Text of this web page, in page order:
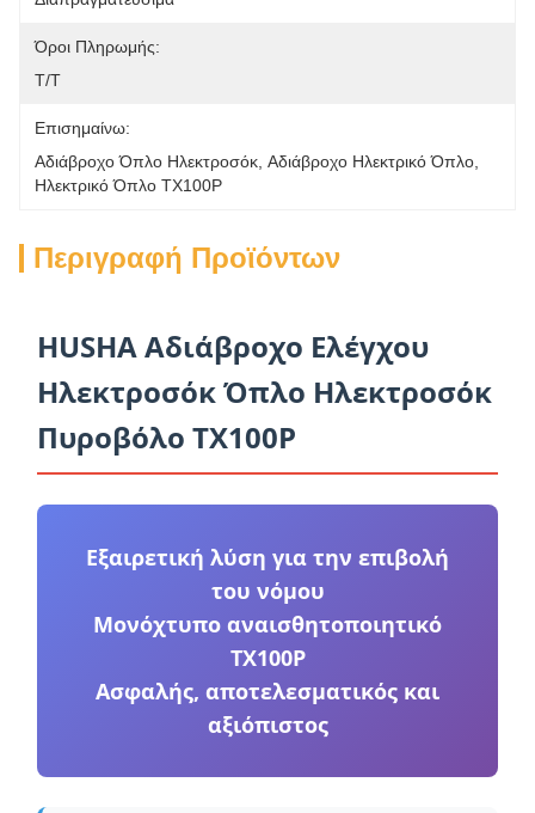
Όροι Πληρωμής:
Τ/Τ
Επισημαίνω:
Αδιάβροχο Όπλο Ηλεκτροσόκ Αδιάβροχο Ηλεκτρικό Όπλο
Ηλεκτρικό Όπλο TX100P
Περιγραφή Προϊόντων
HUSHA Αδιάβροχο Ελέγχου
Ηλεκτροσόκ Όπλο Ηλεκτροσόκ
Πυροβόλο TX100P
Εξαιρετική λύση για την επιβολή
του νόμου
Μονόχτυπο αναισθητοποιητικό
TX100P
Ασφαλής, αποτελεσματικός και
αξιόπιστος